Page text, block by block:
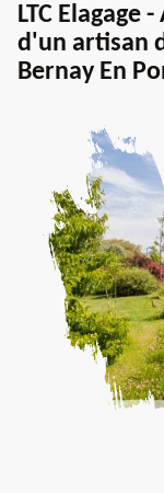
LTC Elagage
d'un artisan
Bernay En